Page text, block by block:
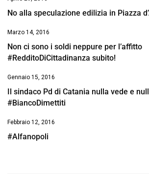
No alla speculazione edilizia in Piazza
Marzo 14, 2016
Non ci sono i soldi neppure per l’affitto
#RedditoDiCittadinanza subito!
Gennaio 15, 2016
Il sindaco Pd di Catania nulla vede e
#BiancoDimettiti
Febbraio 12, 2016
#Alfanopoli